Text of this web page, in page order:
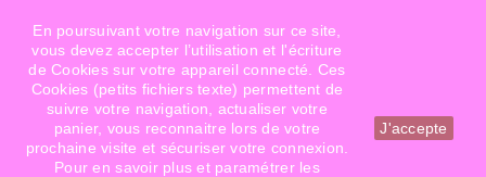
Téléphone: 06 09 14 02 79 Email: info@doigtsdefees.com
Mon compte
En poursuivant votre navigation sur ce site,
vous devez accepter l’utilisation et l'écriture
de Cookies sur votre appareil connecté. Ces
Cookies (petits fichiers texte) permettent de
suivre votre navigation, actualiser votre
panier, vous reconnaitre lors de votre
prochaine visite et sécuriser votre connexion.
Pour en savoir plus et paramétrer les
J'accepte